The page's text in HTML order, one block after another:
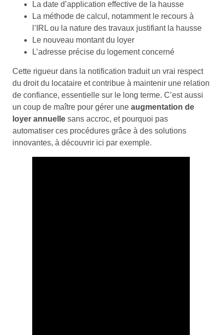
La date d’application effective de la hausse
La méthode de calcul, notamment le recours à
l’IRL ou la nature des travaux justifiant la hausse
Le nouveau montant du loyer
L’adresse précise du logement concerné
Cette rigueur dans la notification traduit un vrai respect
du droit du locataire et contribue à maintenir une relation
de confiance, essentielle sur le long terme. C’est aussi
un coup de maître pour gérer une augmentation de
loyer annuelle sans accroc, et pourquoi pas
automatiser ces procédures grâce à des solutions
innovantes, à découvrir ici par exemple.